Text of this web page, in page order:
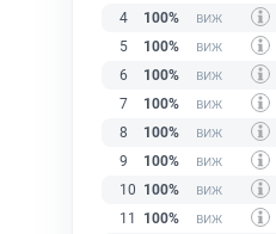
4
100%
5
100%
6
100%
7
100%
8
100%
9
100%
10 100%
11
100%